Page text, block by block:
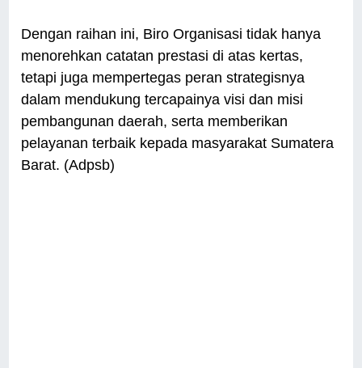
Dengan raihan ini, Biro Organisasi tidak hanya
menorehkan catatan prestasi di atas kertas,
tetapi juga mempertegas peran strategisnya
dalam mendukung tercapainya visi dan misi
pembangunan daerah, serta memberikan
pelayanan terbaik kepada masyarakat Sumatera
Barat. (Adpsb)